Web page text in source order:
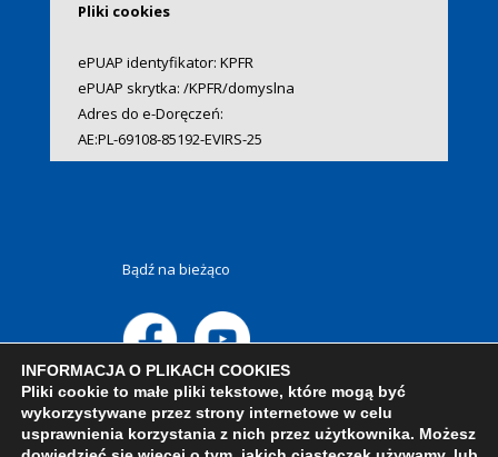
Pliki cookies
ePUAP identyfikator: KPFR
ePUAP skrytka: /KPFR/domyslna
Adres do e-Doręczeń:
AE:PL-69108-85192-EVIRS-25
Bądź na bieżąco
INFORMACJA O PLIKACH COOKIES
Pliki cookie to małe pliki tekstowe, które mogą być
wykorzystywane przez strony internetowe w celu
usprawnienia korzystania z nich przez użytkownika. Możesz